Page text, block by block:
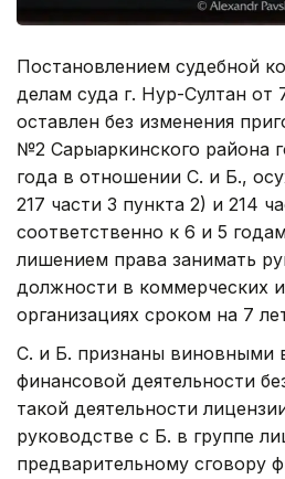
Постановлением судебной
делам суда г. Нур-Султан от
оставлен без изменения
№2 Сарыаркинского района
года в отношении С. и Б.,
217 части 3 пункта 2) и 214
соответственно к 6 и 5
лишением права занимать
должности в коммерческих
организациях сроком на 7
С. и Б. признаны виновными
финансовой деятельности
такой деятельности
руководстве с Б. в группе
предварительному сговору